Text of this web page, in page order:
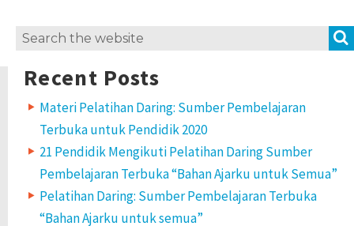
Search
Recent Posts
Materi Pelatihan Daring: Sumber Pembelajaran
Terbuka untuk Pendidik 2020
21 Pendidik Mengikuti Pelatihan Daring Sumber
Pembelajaran Terbuka “Bahan Ajarku untuk Semua”
Pelatihan Daring: Sumber Pembelajaran Terbuka
“Bahan Ajarku untuk semua”